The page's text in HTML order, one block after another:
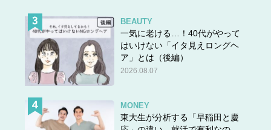
BEAUTY
一気に老ける…！40代がやって
はいけない「イタ見えロングヘ
ア」とは（後編）
2026.08.07
MONEY
東大生が分析する「早稲田と慶